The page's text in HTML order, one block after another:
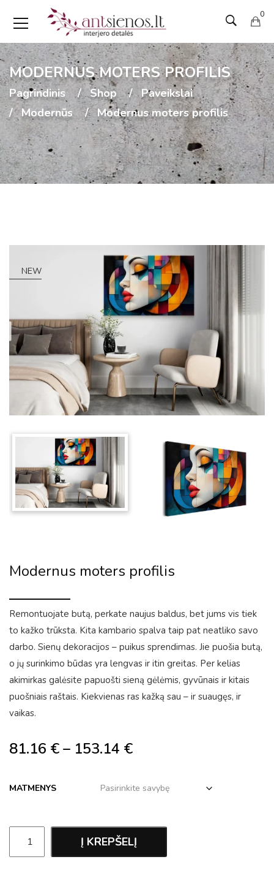
0
MODERNUS MOTERS PROFILIS
Pagrindinis Shop
Paveikslai
Modernūs
Modernus moters profilis
NEW
Modernus moters profilis
Remontuojate butą, perkate naujus baldus, bet jums vis tiek
to kažko trūksta. Kita kambario spalva taip pat neatliko savo
darbo. Sienų dekoracijos – puikus sprendimas. Jie puošia butą,
o jų surinkimo būdas yra lengvas ir itin greitas. Per kelias
akimirkas galėsite papuošti sieną gėlėmis, gyvūnais ir kitais
puošniais raštais. Kiekvienas ras kažką sau – ir suaugęs, ir
vaikas.
81.16 €– 153.14 €
MATMENYS
Į KREPŠELĮ